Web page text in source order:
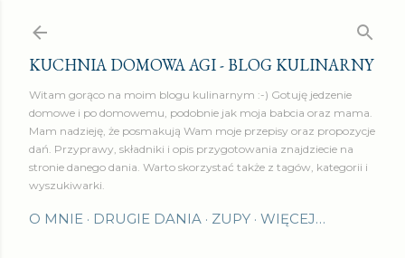
KUCHNIA DOMOWA AGI - BLOG KULINARNY
Witam gorąco na moim blogu kulinarnym :-) Gotuję jedzenie
domowe i po domowemu, podobnie jak moja babcia oraz mama.
Mam nadzieję, że posmakują Wam moje przepisy oraz propozycje
dań. Przyprawy, składniki i opis przygotowania znajdziecie na
stronie danego dania. Warto skorzystać także z tagów, kategorii i
wyszukiwarki.
O MNIE DRUGIE DANIA ZUPY WIĘCEJ…